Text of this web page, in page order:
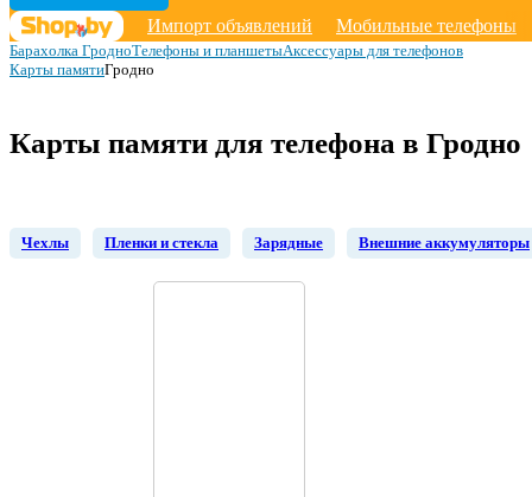
Импорт объявлений
Мобильные телефоны
Барахолка ГродноТелефоны и планшетыАксессуары для телефонов
Карты памятиГродно
Карты памяти для телефона в Гродно
Чехлы Пленки и стекла Зарядные Внешние аккумуляторы